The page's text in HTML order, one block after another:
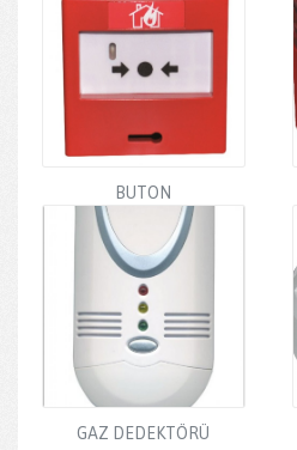
BUTON
GAZ DEDEKTÖRÜ